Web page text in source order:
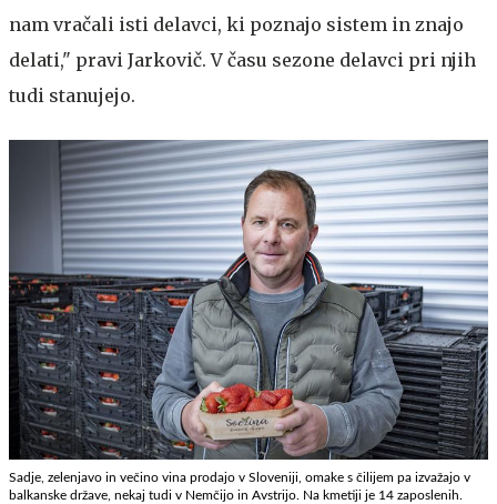
nam vračali isti delavci, ki poznajo sistem in znajo
delati," pravi Jarkovič. V času sezone delavci pri njih
tudi stanujejo.
Sadje, zelenjavo in večino vina prodajo v Sloveniji, omake s čilijem pa izvažajo v
balkanske države, nekaj tudi v Nemčijo in Avstrijo. Na kmetiji je 14 zaposlenih.